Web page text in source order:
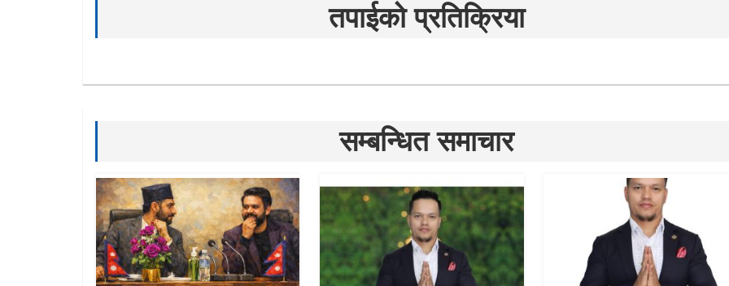
तपाईको प्रतिक्रिया
सम्बन्धित समाचार